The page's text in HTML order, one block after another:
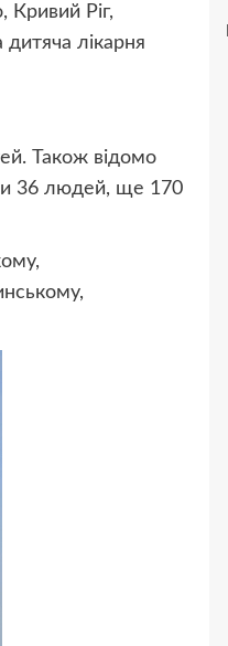
Кривий Ріг,
лікарня
Також відомо
36 людей, ще 170